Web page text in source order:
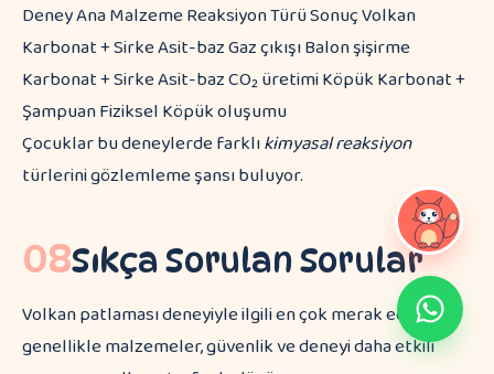
Deney Ana Malzeme Reaksiyon Türü Sonuç Volkan
Karbonat + Sirke Asit-baz Gaz çıkışı Balon şişirme
Karbonat + Sirke Asit-baz CO₂ üretimi Köpük Karbonat +
Şampuan Fiziksel Köpük oluşumu
Çocuklar bu deneylerde farklıkimyasal reaksiyon
türlerini gözlemleme şansı buluyor.
08Sıkça Sorulan Sorular
Volkan patlaması deneyiyle ilgili en çok merak edilenler
genellikle malzemeler, güvenlik ve deneyi daha etkili